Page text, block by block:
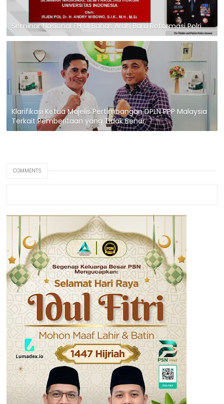
Seminar Nasional FH UI Bahas Arah Baru Reformasi Polri
Klarifikasi Ketua Majelis Pertimbangan DPLN PPP Malaysia
Terkait Pemberitaan yang Tidak Benar
COMMENTS